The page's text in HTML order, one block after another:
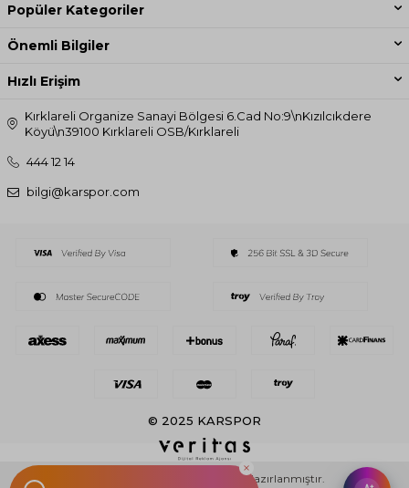
Popüler Kategoriler
Önemli Bilgiler
Hızlı Erişim
Kırklareli Organize Sanayi Bölgesi 6.Cad No:9\nKızılcıkdere
Köyü\n39100 Kırklareli OSB/Kırklareli
444 12 14
bilgi@karspor.com
© 2025 KARSPOR
Sistemleriyle Hazırlanmıştır.